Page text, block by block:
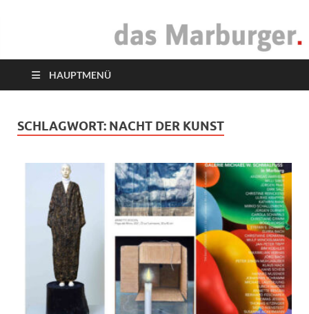
das Marburger.
HAUPTMENÜ
SCHLAGWORT: NACHT DER KUNST